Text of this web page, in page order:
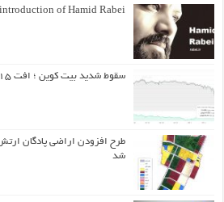
of Hamid Rabei
سقوط شدید بیت کوین ؛ افت ۱۵ درصدی اتریوم و میم‌کوین‌ها
طرح افزودن اراضی پادگان
شد